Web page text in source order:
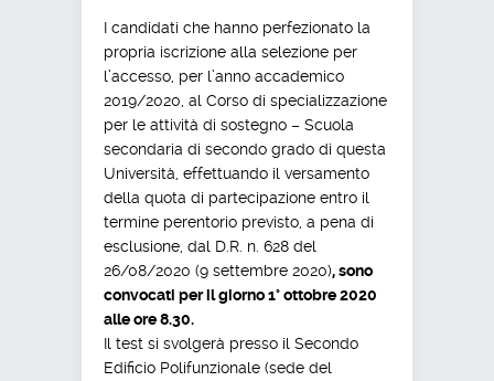
I candidati che hanno perfezionato la
propria iscrizione alla selezione per
l’accesso, per l’anno accademico
2019/2020, al Corso di specializzazione
per le attività di sostegno – Scuola
secondaria di secondo grado di questa
Università, effettuando il versamento
della quota di partecipazione entro il
termine perentorio previsto, a pena di
esclusione, dal D.R. n. 628 del
26/08/2020 (9 settembre 2020), sono
convocati per il giorno 1° ottobre 2020
alle ore 8.30.
Il test si svolgerà presso il Secondo
Edificio Polifunzionale (sede del